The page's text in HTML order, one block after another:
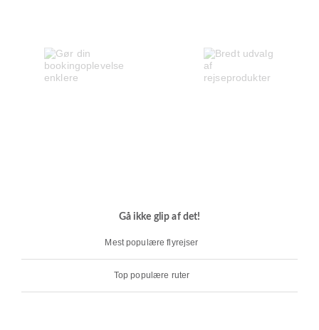
Gå ikke glip af det!
Mest populære flyrejser
Top populære ruter